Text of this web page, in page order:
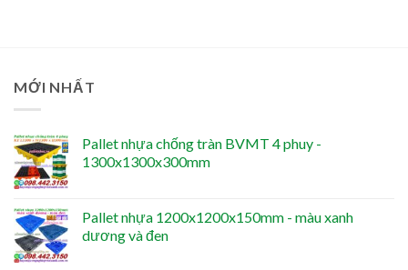
MỚI NHẤT
Pallet nhựa chống tràn BVMT 4 phuy -
1300x1300x300mm
Pallet nhựa 1200x1200x150mm - màu xanh
dương và đen